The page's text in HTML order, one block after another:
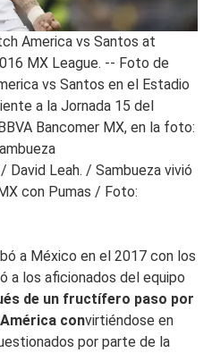
America vs Santos at
MX League. -- Foto de
vs Santos en el Estadio
a la Jornada 15 del
Bancomer MX, en la foto:
David Leah. / Sambueza vivió
con Pumas / Foto:
a México en el 2017 con los
a los aficionados del equipo
de un fructífero paso por
convirtiéndose en
por parte de la